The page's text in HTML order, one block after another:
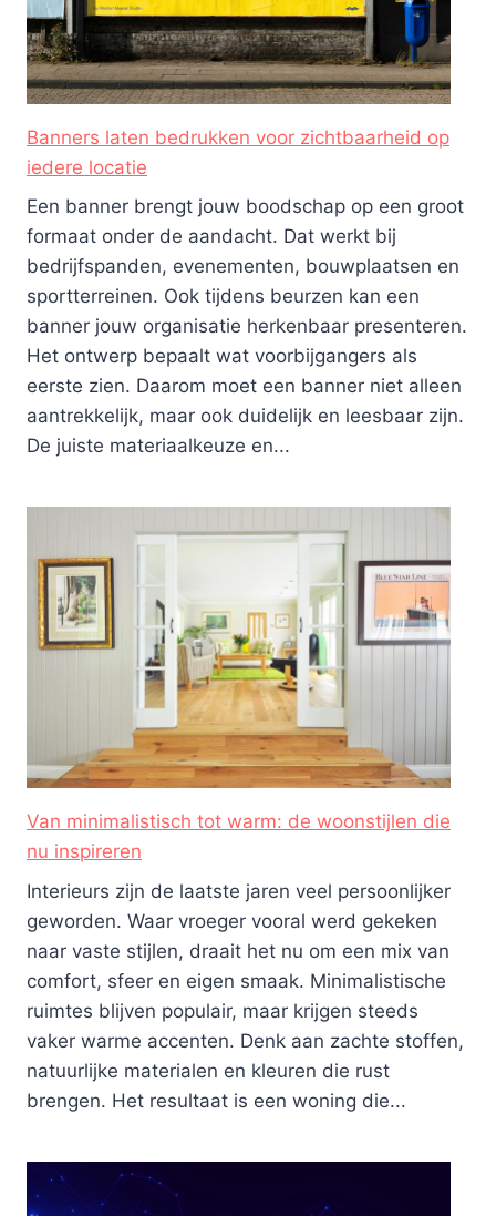
Banners laten bedrukken voor zichtbaarheid op
iedere locatie
Een banner brengt jouw boodschap op een groot
formaat onder de aandacht. Dat werkt bij
bedrijfspanden, evenementen, bouwplaatsen en
sportterreinen. Ook tijdens beurzen kan een
banner jouw organisatie herkenbaar presenteren.
Het ontwerp bepaalt wat voorbijgangers als
eerste zien. Daarom moet een banner niet alleen
aantrekkelijk, maar ook duidelijk en leesbaar zijn.
De juiste materiaalkeuze en...
Van minimalistisch tot warm: de woonstijlen die
nu inspireren
Interieurs zijn de laatste jaren veel persoonlijker
geworden. Waar vroeger vooral werd gekeken
naar vaste stijlen, draait het nu om een mix van
comfort, sfeer en eigen smaak. Minimalistische
ruimtes blijven populair, maar krijgen steeds
vaker warme accenten. Denk aan zachte stoffen,
natuurlijke materialen en kleuren die rust
brengen. Het resultaat is een woning die...